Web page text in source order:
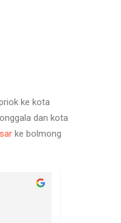
ke kota
dan kota
ke bolmong